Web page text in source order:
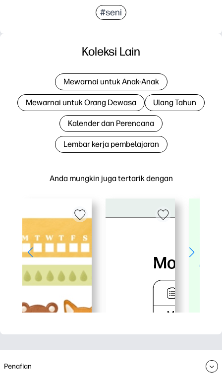
#seni
Anda mungkin juga tertarik dengan
Koleksi Lain
Mewarnai untuk Anak-Anak
Mewarnai untuk Orang Dewasa Ulang Tahun
Kalender dan Perencana
Lembar kerja pembelajaran
Penafian